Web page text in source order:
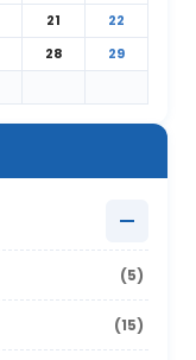
21
22
28
29
(5)
(15)